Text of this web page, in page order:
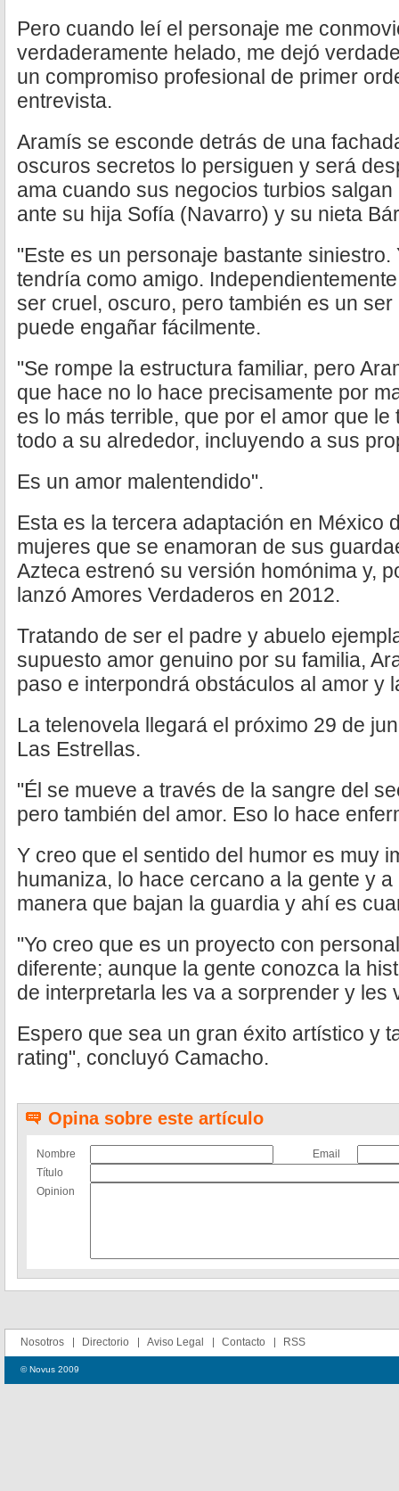
Pero cuando leí el personaje me
verdaderamente helado, me dejó
un compromiso profesional de primer
entrevista.
Aramís se esconde detrás de una
oscuros secretos lo persiguen y será
ama cuando sus negocios turbios
ante su hija Sofía (Navarro) y su nieta
"Este es un personaje bastante siniestro.
tendría como amigo.
ser cruel, oscuro, pero también es un
puede engañar fácilmente.
"Se rompe la estructura familiar, pero
que hace no lo hace precisamente por
es lo más terrible, que por el amor que
todo a su alrededor, incluyendo a sus
Es un amor malentendido".
Esta es la tercera adaptación en México
mujeres que se enamoran de sus
Azteca estrenó su versión homónima y,
lanzó Amores Verdaderos en 2012.
Tratando de ser el padre y abuelo
supuesto amor genuino por su familia,
paso e interpondrá obstáculos al amor y
La telenovela llegará el próximo 29 de
Las Estrellas.
"Él se mueve a través de la sangre del
pero también del amor. Eso lo hace
Y creo que el sentido del humor es muy
humaniza, lo hace cercano a la gente y
manera que bajan la guardia y ahí es
"Yo creo que es un proyecto con
diferente; aunque la gente conozca la
de interpretarla les va a sorprender y les
Espero que sea un gran éxito artístico y
rating", concluyó Camacho.
Opina sobre este artículo
Nombre
Email
Título
Opinion
Nosotros Directorio Aviso Legal Contacto RSS
© Novus 2009